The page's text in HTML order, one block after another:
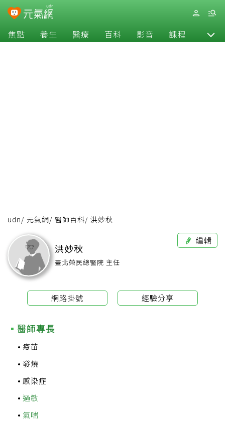
焦點 養生 醫療 百科 影音 課程 退休
udn/ 元氣網/ 醫師百科/ 洪妙秋
編輯
網路掛號 經驗分享
洪妙秋
臺北榮民總醫院 主任
醫師專長
疫苗
發燒
感染症
過敏
氣喘